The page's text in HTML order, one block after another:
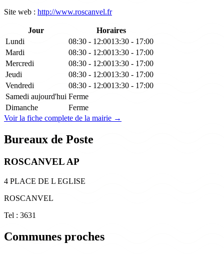
Site web : http://www.roscanvel.fr
Jour
Horaires
Lundi
08:30 - 12:0013:30 - 17:00
Mardi
08:30 - 12:0013:30 - 17:00
Mercredi
08:30 - 12:0013:30 - 17:00
Jeudi
08:30 - 12:0013:30 - 17:00
Vendredi
08:30 - 12:0013:30 - 17:00
Samedi aujourd'hui Ferme
Dimanche
Ferme
Voir la fiche complete de la mairie →
Bureaux de Poste
ROSCANVEL AP
4 PLACE DE L EGLISE
ROSCANVEL
Tel : 3631
Communes proches